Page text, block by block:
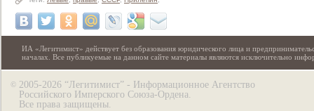
ИА «Легитимист» действует без образования юридического лица и
началах. Все публикуемые на данном сайте материалы являются исключительно
© 2005-2026 “Легитимист” - Информационное Агентство
Российского Имперского Союза-Ордена.
Все права защищены.